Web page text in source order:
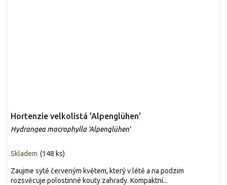
Hortenzie velkolistá 'Alpenglühen'
Hydrangea macrophylla 'Alpenglühen'
Skladem (148 ks)
Zaujme sytě červeným květem, který v létě a na podzim
rozsvěcuje polostinné kouty zahrady. Kompaktní...